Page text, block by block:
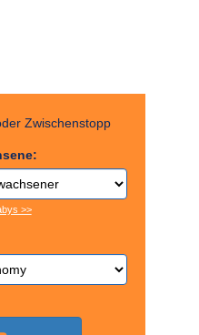
Zwischenstopp
>>